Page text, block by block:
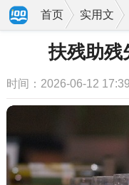
首页 实用文
扶残助残
时间：2026-06-12